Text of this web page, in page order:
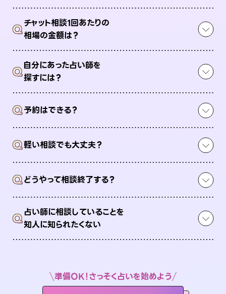
Qチャット相談1回あたりの
相場の金額は？
Q自分にあった占い師を
探すには？
Q予約はできる？
Q軽い相談でも大丈夫？
Qどうやって相談終了する？
Q占い師に相談していることを
知人に知られたくない
準備OK！さっそく占いを始めよう